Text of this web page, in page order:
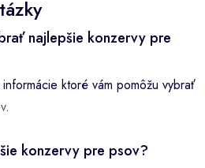
najlepšie konzervy pre
ktoré vám pomôžu vybrať
.
konzervy pre psov?